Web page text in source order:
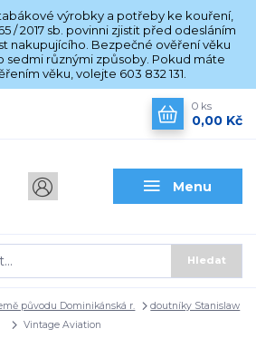
výrobky a potřeby ke kouření,
/ 2017 sb. povinni zjistit před odesláním
nakupujícího. Bezpečné ověření věku
sedmi různými způsoby. Pokud máte
věku, volejte 603 832 131.
Menu
Hledat
0 ks
0,00 Kč
původu Dominikánská r.
doutníky Stanislaw
Vintage Aviation